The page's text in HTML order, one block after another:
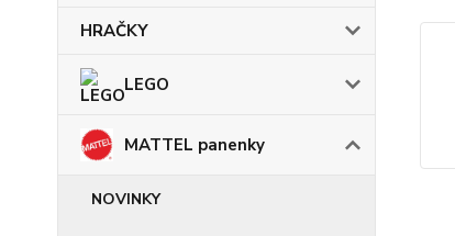
HRAČKY
LEGO
MATTEL panenky
NOVINKY